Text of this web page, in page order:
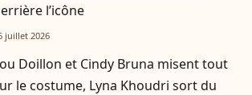
l’icône
juillet 2026
Doillon et Cindy Bruna misent tout
le costume, Lyna Khoudri sort du